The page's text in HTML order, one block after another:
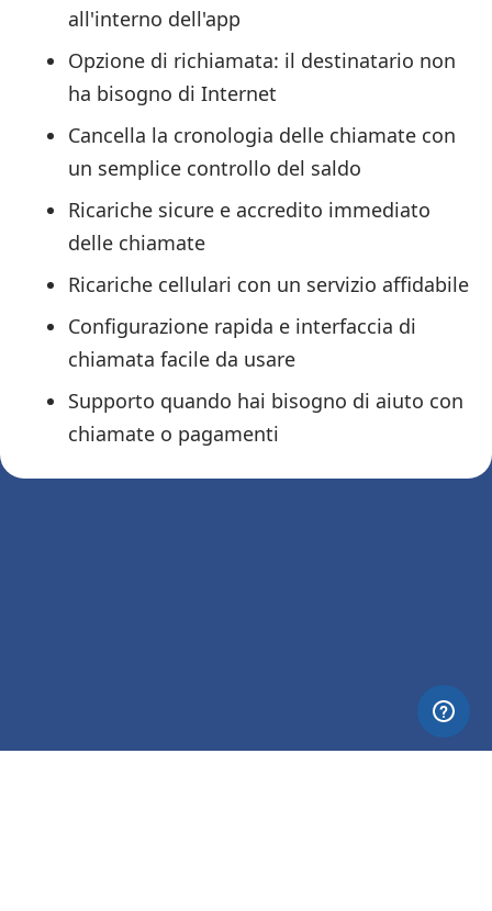
all'interno dell'app
Opzione di richiamata: il destinatario non
ha bisogno di Internet
Cancella la cronologia delle chiamate con
un semplice controllo del saldo
Ricariche sicure e accredito immediato
delle chiamate
Ricariche cellulari con un servizio affidabile
Configurazione rapida e interfaccia di
chiamata facile da usare
Supporto quando hai bisogno di aiuto con
chiamate o pagamenti